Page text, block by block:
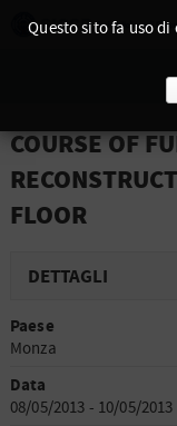
COURSE OF
FLOOR
DETTAGLI
Paese
Monza
Data
08/05/2013 - 10/05/2013
Questo sito fa uso